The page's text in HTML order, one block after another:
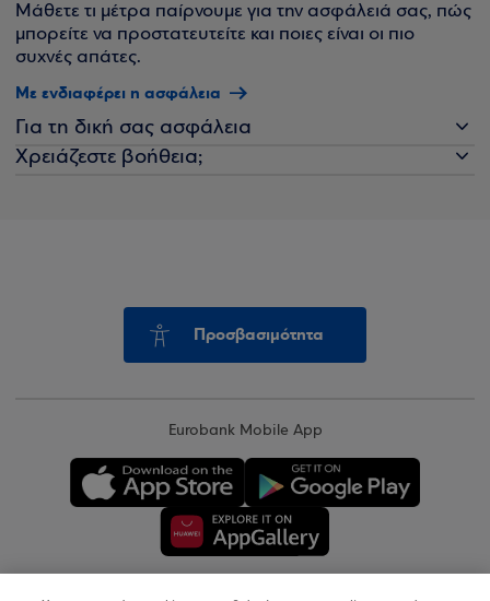
Μάθετε τι μέτρα παίρνουμε για την ασφάλειά σας, πώς
μπορείτε να προστατευτείτε και ποιες είναι οι πιο
συχνές απάτες.
Με ενδιαφέρει η ασφάλεια
Για τη δική σας ασφάλεια
Χρειάζεστε βοήθεια;
Προσβασιμότητα
Eurobank Mobile App